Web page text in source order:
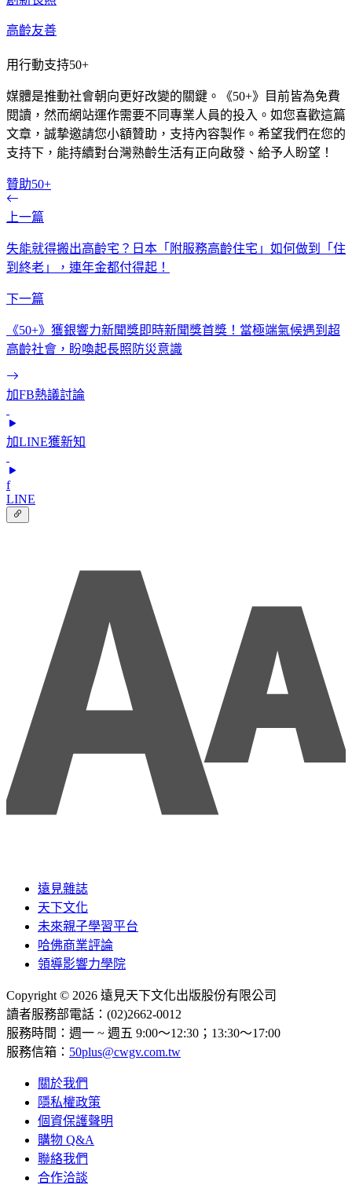
高齡友善
用行動支持50+
媒體是推動社會朝向更好改變的關鍵。《50+》目前皆為免費
閱讀，然而網站運作需要不同專業人員的投入。如您喜歡這篇
文章，誠摯邀請您小額贊助，支持內容製作。希望我們在您的
支持下，能持續對台灣熟齡生活有正向啟發、給予人盼望！
贊助50+
上一篇
失能就得搬出高齡宅？日本「附服務高齡住宅」如何做到「住
到終老」，連年金都付得起！
下一篇
《50+》獲銀響力新聞獎即時新聞獎首獎！當極端氣候遇到超
高齡社會，盼喚起長照防災意識
加FB熱議討論
加LINE獲新知
f
LINE
遠見雜誌
天下文化
未來親子學習平台
哈佛商業評論
領導影響力學院
Copyright © 2026 遠見天下文化出版股份有限公司
讀者服務部電話：(02)2662-0012
服務時間：週一 ~ 週五 9:00～12:30；13:30～17:00
服務信箱： 50plus@cwgv.com.tw
關於我們
隱私權政策
個資保護聲明
購物 Q&A
聯絡我們
合作洽談